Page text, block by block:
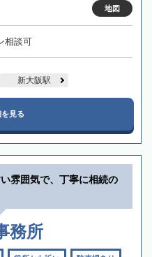
地図
相談可
新大阪駅
見る
雰囲気で、丁寧に相続の
務所